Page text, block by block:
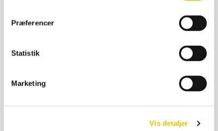
Præferencer
Statistik
Marketing
Vis detaljer